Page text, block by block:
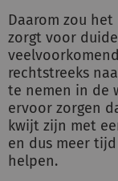
Daarom zou
zorgt voor
rechtstreeks
te nemen in de
ervoor zorgen
kwijt zijn met
en dus meer
helpen.